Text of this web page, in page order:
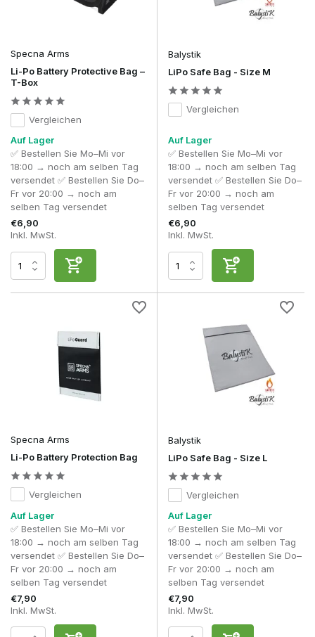
Muss ich beim Laden einen Sicherheitsbeutel
Mit einemLiPo-Sicherheitsbeutelentscheidest du dich für
maximale Sicherheit, kontrolliertes Laden und
verantwortungsvollen Umgang mit deinen Airsoft-Akkus.
Specna Arms
Li-Po Battery Protective Bag –
T-Box
Vergleichen
Auf Lager
✅ Bestellen Sie Mo–Mi vor
18:00 → noch am selben Tag
versendet ✅ Bestellen Sie Do–
Fr vor 20:00 → noch am
selben Tag versendet
€6,90
Inkl. MwSt.
Balystik
LiPo Safe Bag - Size M
Vergleichen
Auf Lager
✅ Bestellen Sie Mo–Mi vor
18:00 → noch am selben Tag
versendet ✅ Bestellen Sie Do–
Fr vor 20:00 → noch am
selben Tag versendet
€6,90
Inkl. MwSt.
Specna Arms
Li-Po Battery Protection Bag
Vergleichen
Auf Lager
✅ Bestellen Sie Mo–Mi vor
18:00 → noch am selben Tag
versendet ✅ Bestellen Sie Do–
Fr vor 20:00 → noch am
selben Tag versendet
€7,90
Inkl. MwSt.
Balystik
LiPo Safe Bag - Size L
Vergleichen
Auf Lager
✅ Bestellen Sie Mo–Mi vor
18:00 → noch am selben Tag
versendet ✅ Bestellen Sie Do–
Fr vor 20:00 → noch am
selben Tag versendet
€7,90
Inkl. MwSt.